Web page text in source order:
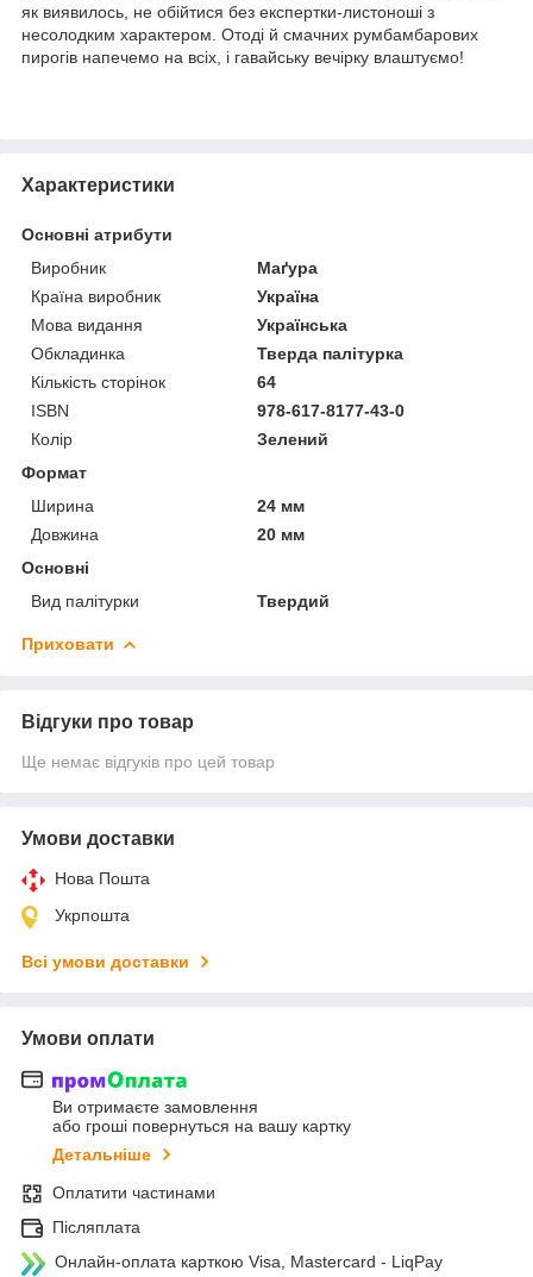
як виявилось, не обійтися без експертки-листоноші з
несолодким характером. Отоді й смачних румбамбарових
пирогів напечемо на всіх, і гавайську вечірку влаштуємо!
Характеристики
Основні атрибути
Виробник
Маґура
Країна виробник
Україна
Мова видання
Українська
Обкладинка
Тверда палітурка
Кількість сторінок
64
ISBN
978-617-8177-43-0
Колір
Зелений
Формат
Ширина
24 мм
Довжина
20 мм
Основні
Вид палітурки
Твердий
Приховати
Відгуки про товар
Ще немає відгуків про цей товар
Умови доставки
Нова Пошта
Укрпошта
Всі умови доставки
Умови оплати
Ви отримаєте замовлення
або гроші повернуться на вашу картку
Детальніше
Оплатити частинами
Післяплата
Онлайн-оплата карткою Visa, Mastercard - LiqPay